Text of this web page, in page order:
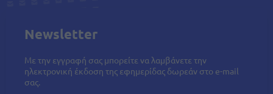
Newsletter
Με την εγγραφή σας μπορείτε να λαμβάνετε την
ηλεκτρονική έκδοση της εφημερίδας δωρεάν στο e-mail
σας.